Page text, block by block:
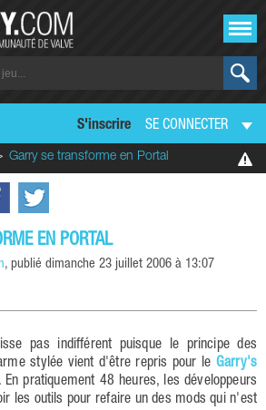
S'inscrire SE CONNECTER
Garry se transforme en Portal
EN PORTAL
, publié dimanche 23 juillet 2006 à 13:07
pas indifférent puisque le principe des
stylée vient d'être repris pour le Garry's
pratiquement 48 heures, les développeurs
les outils pour refaire un des mods qui n'est